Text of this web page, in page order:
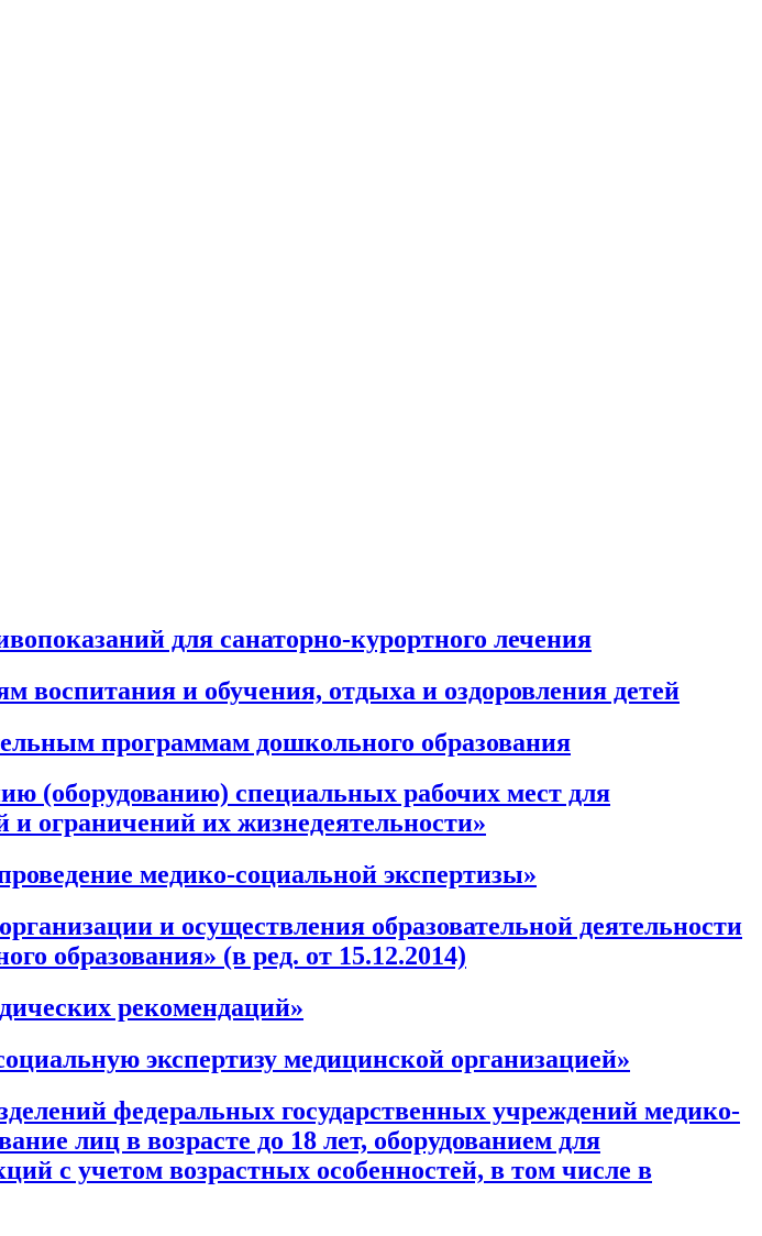
для санаторно-курортного лечения
воспитания и обучения, отдыха и оздоровления детей
программам дошкольного образования
(оборудованию) специальных рабочих мест для
ограничений их жизнедеятельности»
медико-социальной экспертизы»
и осуществления образовательной деятельности
образования» (в ред. от 15.12.2014)
рекомендаций»
экспертизу медицинской организацией»
федеральных государственных учреждений медико-
лиц в возрасте до 18 лет, оборудованием для
с учетом возрастных особенностей, в том числе в